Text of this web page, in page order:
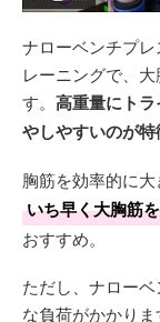
ナローベンチプ
レーニングで、
す。 高重量にト
やしやすいのが特
胸筋を効率的に大
いち早く大胸筋
おすすめ。
ただし、ナロー
な負荷がかかり